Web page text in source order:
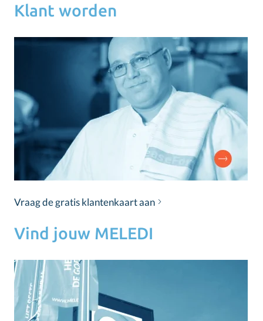
Klant worden
Vraag de gratis klantenkaart aan
Vind jouw MELEDI